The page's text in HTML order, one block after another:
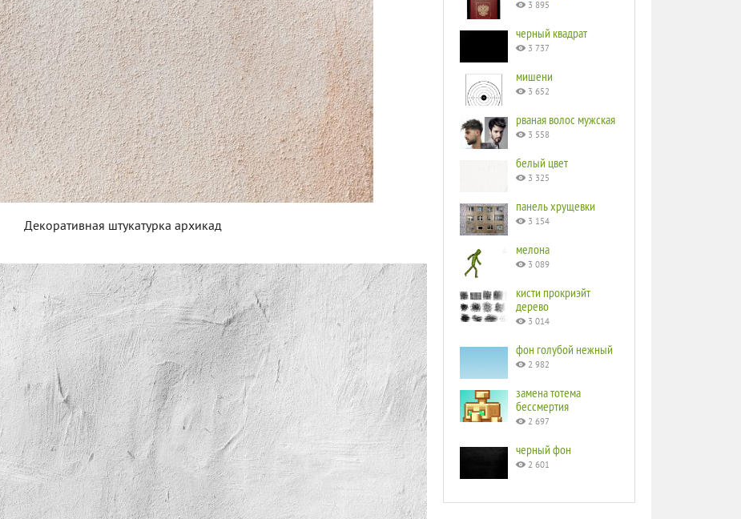
Декоративная штукатурка архикад
3 895
черный квадрат
3 737
мишени
3 652
рваная волос мужская
3 558
белый цвет
3 325
панель хрущевки
3 154
мелона
3 089
кисти прокриэйт
дерево
3 014
фон голубой нежный
2 982
замена тотема
бессмертия
2 697
черный фон
2 601